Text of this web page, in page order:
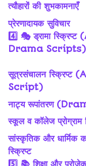
त्यौहारों की शुभकामनाएँ
प्रेरणादायक सुविचार
4️⃣ 🎭 ड्रामा
Drama Scripts)
सूत्रसंचालन
Script)
नाट्य रूपांतरण
स्कूल व कॉलेज प्रोग्राम
सांस्कृतिक और धार्मिक
स्क्रिप्ट